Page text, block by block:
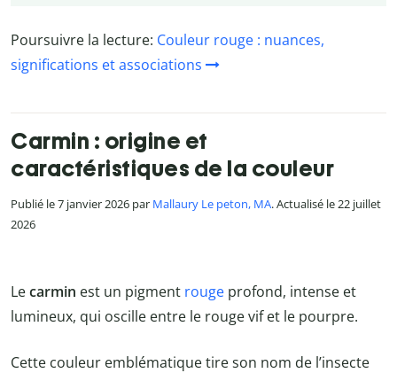
Poursuivre la lecture: Couleur rouge : nuances,
significations et associations
Carmin : origine et
caractéristiques de la couleur
Publié le 7 janvier 2026 par Mallaury Le peton, MA. Actualisé le 22 juillet
2026
Lecarmin est un pigment rouge profond, intense et
lumineux, qui oscille entre le rouge vif et le pourpre.
Cette couleur emblématique tire son nom de l’insecte